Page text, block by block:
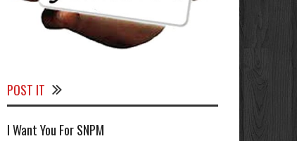
POST IT
I Want You For SNPM